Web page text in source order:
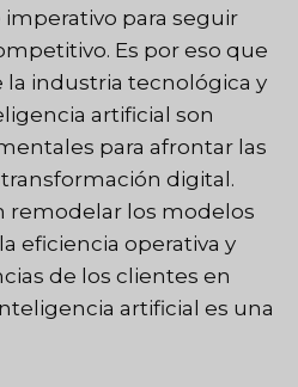
para seguir
Es por eso que
la industria tecnológica y
artificial son
para afrontar las
digital.
remodelar los modelos
eficiencia operativa y
de los clientes en
artificial es una